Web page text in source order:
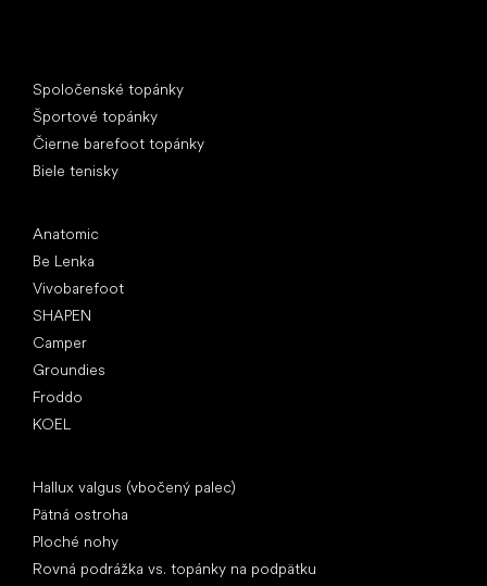
Spoločenské topánky
Športové topánky
Čierne barefoot topánky
Biele tenisky
Anatomic
Be Lenka
Vivobarefoot
SHAPEN
Camper
Groundies
Froddo
KOEL
Hallux valgus (vbočený palec)
Pätná ostroha
Ploché nohy
Rovná podrážka vs. topánky na podpätku